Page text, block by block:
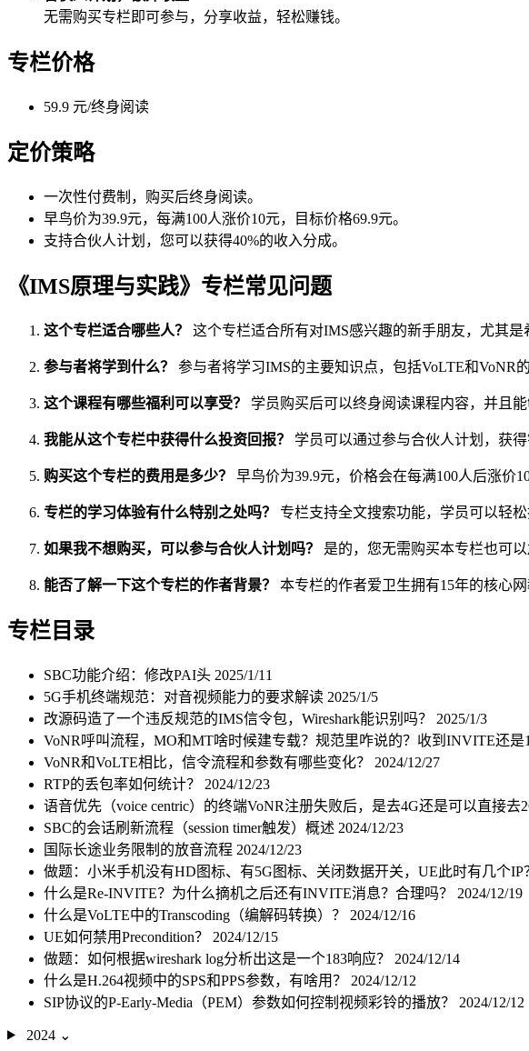
无需购买专栏即可参与，分享收益，轻松赚钱。
专栏价格
59.9 元/终身阅读
定价策略
一次性付费制，购买后终身阅读。
早鸟价为39.9元，每满100人涨价10元，目标价格69.9元。
支持合伙人计划，您可以获得40%的收入分成。
《IMS原理与实践》专栏常见问题
这个专栏适合哪些人？ 这个专栏适合所有对IMS感兴趣的新手朋友，尤其是
参与者将学到什么？ 参与者将学习IMS的主要知识点，包括VoLTE和VoNR
这个课程有哪些福利可以享受？ 学员购买后可以终身阅读课程内容，并且
我能从这个专栏中获得什么投资回报？ 学员可以通过参与合伙人计划，获
购买这个专栏的费用是多少？ 早鸟价为39.9元，价格会在每满100人后涨价
专栏的学习体验有什么特别之处吗？ 专栏支持全文搜索功能，学员可以轻
如果我不想购买，可以参与合伙人计划吗？ 是的，您无需购买本专栏也可
能否了解一下这个专栏的作者背景？ 本专栏的作者爱卫生拥有15年的核心
专栏目录
SBC功能介绍：修改PAI头 2025/1/11
5G手机终端规范：对音视频能力的要求解读 2025/1/5
改源码造了一个违反规范的IMS信令包，Wireshark能识别吗？ 2025/1/3
VoNR呼叫流程，MO和MT啥时候建专载？规范里咋说的？收到INVITE还是
VoNR和VoLTE相比，信令流程和参数有哪些变化？ 2024/12/27
RTP的丢包率如何统计？ 2024/12/23
语音优先（voice centric）的终端VoNR注册失败后，是去4G还是可以直接去
SBC的会话刷新流程（session timer触发）概述 2024/12/23
国际长途业务限制的放音流程 2024/12/23
做题：小米手机没有HD图标、有5G图标、关闭数据开关，UE此时有几个IP
什么是Re-INVITE？为什么摘机之后还有INVITE消息？合理吗？ 2024/12/19
什么是VoLTE中的Transcoding（编解码转换）？ 2024/12/16
UE如何禁用Precondition？ 2024/12/15
做题：如何根据wireshark log分析出这是一个183响应？ 2024/12/14
什么是H.264视频中的SPS和PPS参数，有啥用？ 2024/12/12
SIP协议的P-Early-Media（PEM）参数如何控制视频彩铃的播放？ 2024/12/12
2024 ⌄